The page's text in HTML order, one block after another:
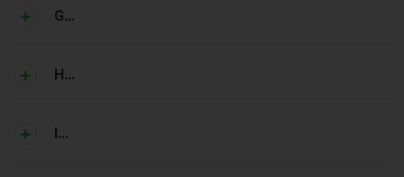
G...
H...
I...